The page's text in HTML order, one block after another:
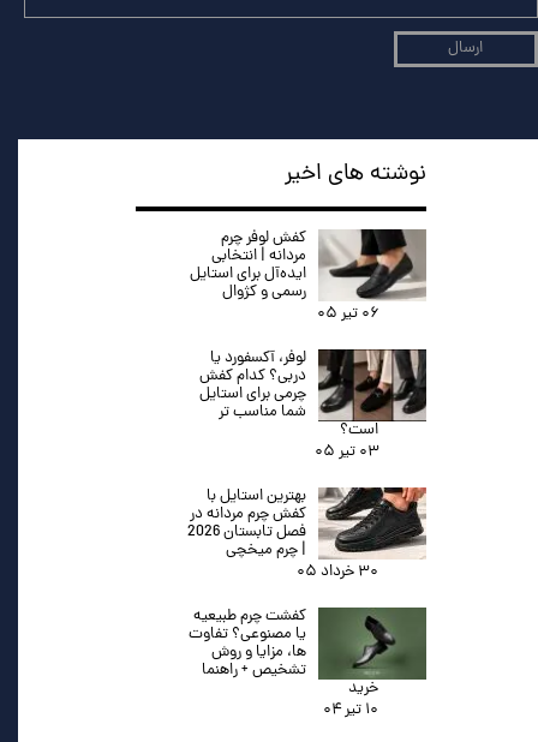
ارسال
نوشته های اخیر
کفش لوفر چرم
مردانه | انتخابی
ایده‌آل برای استایل
رسمی و کژوال
۰۶ تیر ۰۵
لوفر، آکسفورد یا
دربی؟ کدام کفش
چرمی برای استایل
شما مناسب تر
است؟
۰۳ تیر ۰۵
بهترین استایل با
کفش چرم مردانه در
فصل تابستان 2026
| چرم میخچی
۳۰ خرداد ۰۵
کفشت چرم طبیعیه
یا مصنوعی؟ تفاوت
ها، مزایا و روش
تشخیص + راهنما
خرید
۱۰ تیر ۰۴